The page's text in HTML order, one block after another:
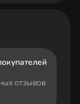
отзывов